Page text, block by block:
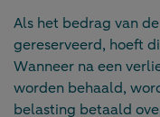
Als het bedrag van
gereserveerd, hoeft
Wanneer na een
worden behaald,
belasting betaald